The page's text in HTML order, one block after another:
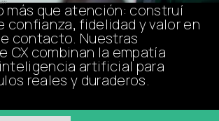
más que atención: construí
confianza, fidelidad y valor en
contacto. Nuestras
CX combinan la empatía
artificial para
reales y duraderos.